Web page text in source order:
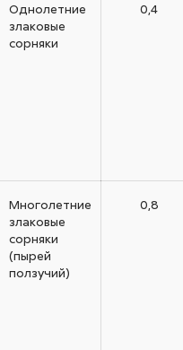
Однолетние
злаковые
сорняки
0,4
Многолетние
злаковые
сорняки
(пырей
ползучий)
0,8